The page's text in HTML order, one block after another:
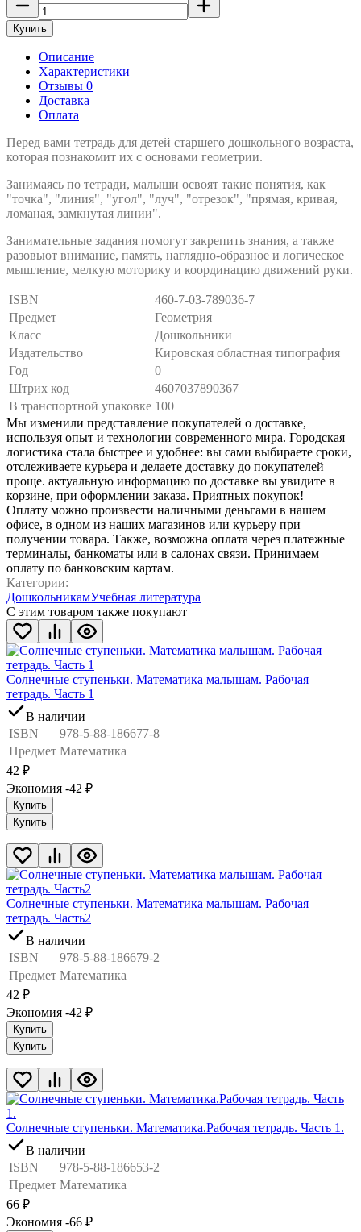
Купить
Описание
Характеристики
Отзывы 0
Доставка
Оплата
Перед вами тетрадь для детей старшего дошкольного возраста,
которая познакомит их с основами геометрии.
Занимаясь по тетради, малыши освоят такие понятия, как
"точка", "линия", "угол", "луч", "отрезок", "прямая, кривая,
ломаная, замкнутая линии".
Занимательные задания помогут закрепить знания, а также
разовьют внимание, память, наглядно-образное и логическое
мышление, мелкую моторику и координацию движений руки.
ISBN
460-7-03-789036-7
Предмет
Геометрия
Класс
Дошкольники
Издательство
Кировская областная типография
Год
0
Штрих код
4607037890367
В транспортной упаковке 100
Мы изменили представление покупателей о доставке,
используя опыт и технологии современного мира. Городская
логистика стала быстрее и удобнее: вы сами выбираете сроки,
отслеживаете курьера и делаете доставку до покупателей
проще. актуальную информацию по доставке вы увидите в
корзине, при оформлении заказа. Приятных покупок!
Оплату можно произвести наличными деньгами в нашем
офисе, в одном из наших магазинов или курьеру при
получении товара. Также, возможна оплата через платежные
терминалы, банкоматы или в салонах связи. Принимаем
оплату по банковским картам.
Категории:
ДошкольникамУчебная литература
С этим товаром также покупают
Солнечные ступеньки. Математика малышам. Рабочая
тетрадь. Часть 1
В наличии
ISBN
978-5-88-186677-8
Предмет Математика
42 ₽
Экономия -42 ₽
Купить
Купить
Солнечные ступеньки. Математика малышам. Рабочая
тетрадь. Часть2
В наличии
ISBN
978-5-88-186679-2
Предмет Математика
42 ₽
Экономия -42 ₽
Купить
Купить
Солнечные ступеньки. Математика.Рабочая тетрадь. Часть 1.
В наличии
ISBN
978-5-88-186653-2
Предмет Математика
66 ₽
Экономия -66 ₽